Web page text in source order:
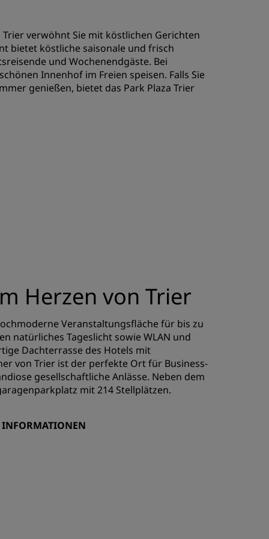
Trier verwöhnt Sie mit köstlichen Gerichten
bietet köstliche saisonale und frisch
und Wochenendgäste. Bei
Innenhof im Freien speisen. Falls Sie
genießen, bietet das Park Plaza Trier
Herzen von Trier
Veranstaltungsfläche für bis zu
natürliches Tageslicht sowie WLAN und
Dachterrasse des Hotels mit
von Trier ist der perfekte Ort für Business-
gesellschaftliche Anlässe. Neben dem
mit 214 Stellplätzen.
INFORMATIONEN